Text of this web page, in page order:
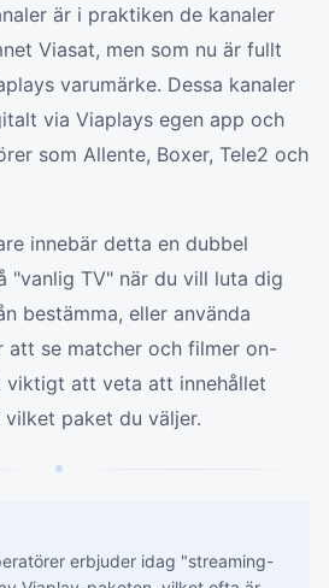
är i praktiken de kanaler
Viasat, men som nu är fullt
varumärke. Dessa kanaler
via Viaplays egen app och
som Allente, Boxer, Tele2 och
innebär detta en dubbel
"vanlig TV" när du vill luta dig
bestämma, eller använda
att se matcher och filmer on-
viktigt att veta att innehållet
paket du väljer.
erbjuder idag "streaming-